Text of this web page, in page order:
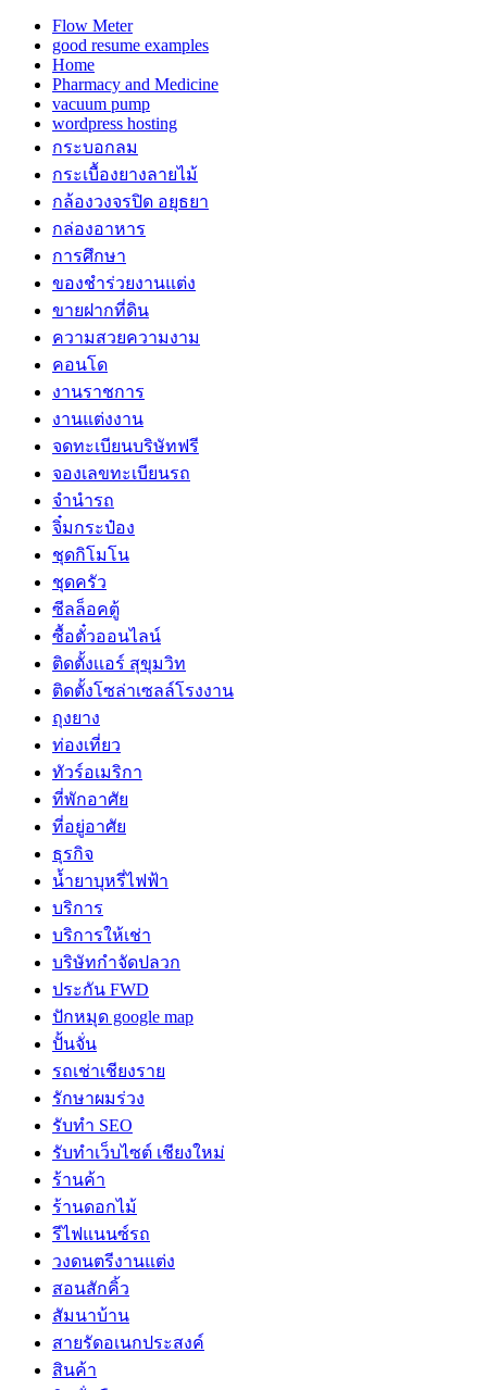
Flow Meter
good resume examples
Home
Pharmacy and Medicine
vacuum pump
wordpress hosting
กระบอกลม
กระเบื้องยางลายไม้
กล้องวงจรปิด อยุธยา
กล่องอาหาร
การศึกษา
ของชำร่วยงานแต่ง
ขายฝากที่ดิน
ความสวยความงาม
คอนโด
งานราชการ
งานแต่งงาน
จดทะเบียนบริษัทฟรี
จองเลขทะเบียนรถ
จำนำรถ
จิ๋มกระป๋อง
ชุดกิโมโน
ชุดครัว
ซีลล็อคตู้
ซื้อตั๋วออนไลน์
ติดตั้งเเอร์ สุขุมวิท
ติดตั้งโซล่าเซลล์โรงงาน
ถุงยาง
ท่องเที่ยว
ทัวร์อเมริกา
ที่พักอาศัย
ที่อยู่อาศัย
ธุรกิจ
น้ำยาบุหรี่ไฟฟ้า
บริการ
บริการให้เช่า
บริษัทกำจัดปลวก
ประกัน FWD
ปักหมุด google map
ปั้นจั่น
รถเช่าเชียงราย
รักษาผมร่วง
รับทำ SEO
รับทำเว็บไซต์ เชียงใหม่
ร้านค้า
ร้านดอกไม้
รีไฟแนนซ์รถ
วงดนตรีงานแต่ง
สอนสักคิ้ว
สัมนาบ้าน
สายรัดอเนกประสงค์
สินค้า